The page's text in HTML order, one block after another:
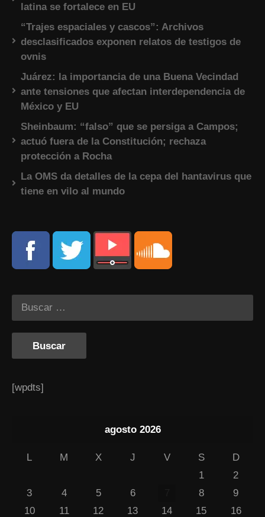
latina se fortalece en EU
“Trajes espaciales y cascos”: Archivos
desclasificados exponen relatos de testigos de
ovnis
Juárez: la importancia de una Buena Vecindad
ante tensiones que afectan interdependencia de
México y EU
Sheinbaum: “falso” que se persiga a Campos;
actuó fuera de la Constitución; rechaza
protección a Rocha
La OMS da detalles de la cepa del hantavirus que
tiene en vilo al mundo
[wpdts]
agosto 2026
L M X J V S
D
1
2
3
4 5 6 8
9
10
11 12 13 14 15
16